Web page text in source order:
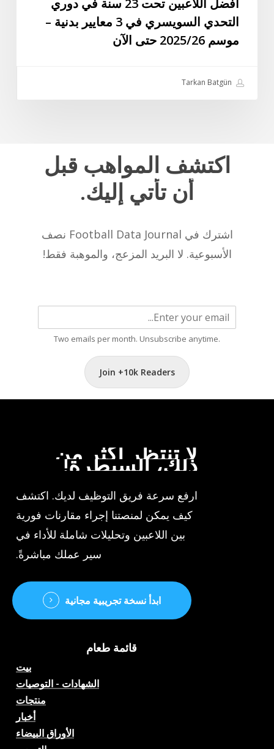
موسم
2025/26
أفضل اللاعبين تحت 23 سنة في دوري
التحدي السويسري في 3 معايير بدنية –
موسم 2025/26 حتى الآن
اكتشف المواهب قبل
أن تأتي إليك.
اشترك في Football Data Journal نصف
الأسبوعية. لا البريد المزعج، والموهبة فقط!
Two emails per month. Unsubscribe anytime.
Join +10k Readers
لاتنتظر أكثر من ذلك،السيطرة!
ارفع سرعة فريق التوظيف لديك. اكتشف
كيف يمكن لمنصتنا إجراء مقارنات فورية
بين اللاعبين وتحليلات شاملة للأداء في
سير عملك مباشرةً.
ابدأ نسخة تجريبية مجانية
قائمة طعام
بيت
الشهادات - التوصيات
منتجات
أخبار
الأوراق البيضاء